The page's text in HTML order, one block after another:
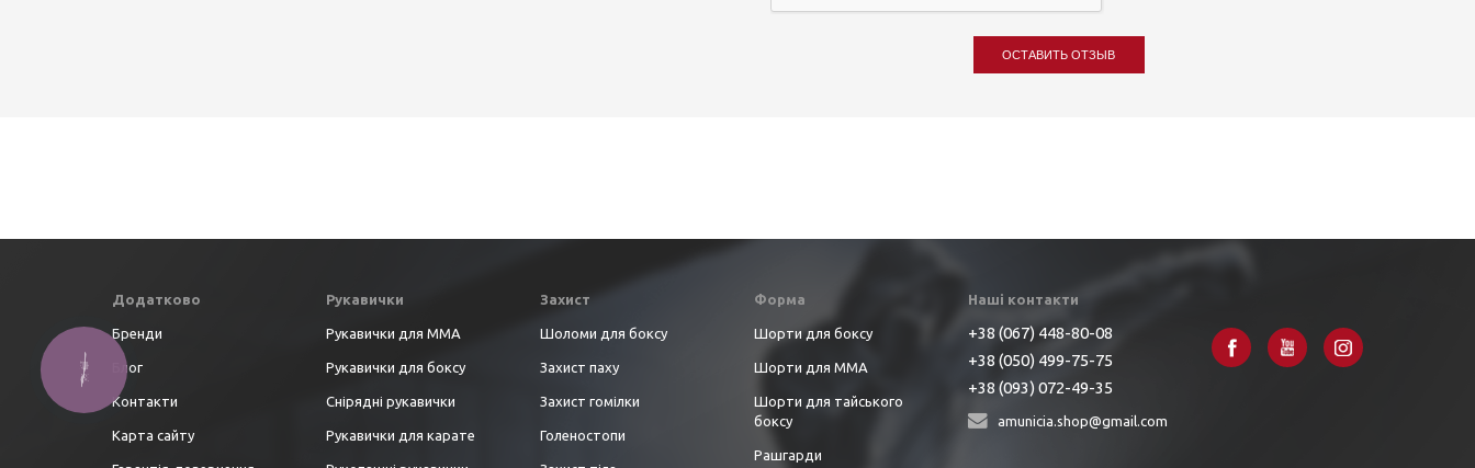
ОСТАВИТЬ ОТЗЫВ
Додатково
Бренди
Блог
Контакти
Карта сайту
Рукавички
Рукавички для ММА
Рукавички для боксу
Снірядні рукавички
Рукавички для карате
Захист
Шоломи для боксу
Захист паху
Захист гомілки
Голеностопи
Форма
Шорти для боксу
Шорти для ММА
Шорти для тайського
боксу
Рашгарди
Наші контакти
+38 (067) 448-80-08
+38 (050) 499-75-75
+38 (093) 072-49-35
amunicia.shop@gmail.com